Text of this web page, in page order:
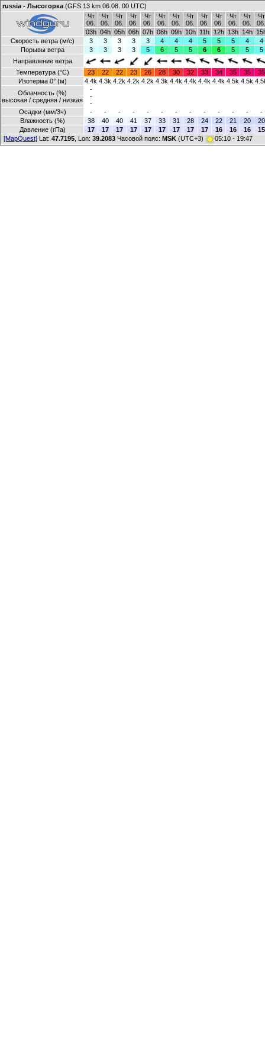
russia - Лысогорка (GFS 13 km 06.08. 00 UTC)
Чт
06.
Чт
06.
Чт
06.
Чт
06.
Чт
06.
Чт
06.
Чт
06.
Чт
06.
Чт
06.
Чт
06.
Чт
06.
Чт
06.
Чт
06.
03h 04h 05h 06h 07h 08h 09h 10h 11h 12h 13h 14h
Скорость ветра (м/с)
3 3 3 3 3 4 4 4 5 5 5 4
4
Порывы ветра
3 3 3 3 5 6 5 5 6 6 5 5
5
Направление ветра
Температура (°C)
23 22 22 23 26 28 30 32 33 34 35 35
35
Изотерма 0° (м)
4.4k 4.3k 4.2k 4.2k 4.2k 4.3k 4.4k 4.4k 4.4k 4.4k 4.5k 4.5k
Облачность (%)
высокая / средняя / низкая
-
-
-
Осадки (мм/3ч)
- - - - - - - - - - - -
-
Влажность (%)
38 40 40 41 37 33 31 28 24 22 21 20
20
Давление (гПа)
17 17 17 17 17 17 17 17 17 16 16 16
15
[MapQuest] Lat: 47.7195, Lon: 39.2083 Часовой пояс: MSK (UTC+3) 05:10 - 19:47